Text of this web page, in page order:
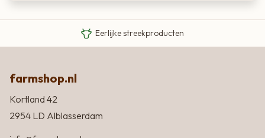
Eigen Limousin runderen
Eerlijke streekproducten
farmshop.nl
Kortland 42
2954 LD Alblasserdam